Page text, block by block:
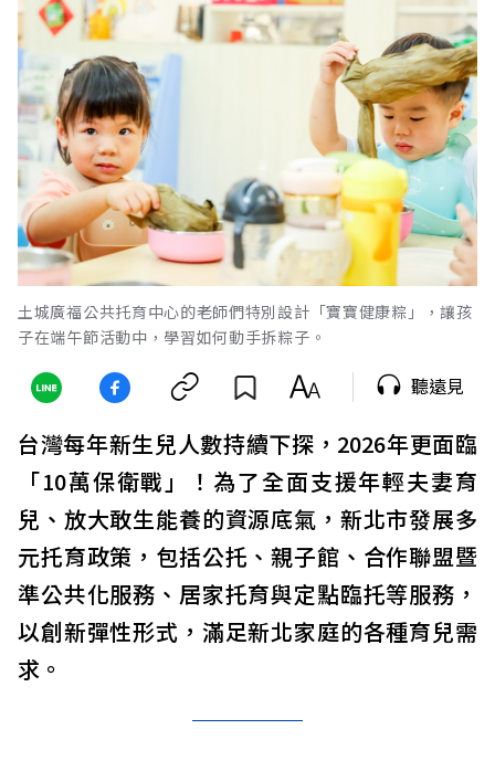
土城廣福公共托育中心的老師們特別設計「寶寶健康粽」，讓孩
子在端午節活動中，學習如何動手拆粽子。
聽遠見
台灣每年新生兒人數持續下探，2026年更面臨
「10萬保衛戰」！為了全面支援年輕夫妻育
兒、放大敢生能養的資源底氣，新北市發展多
元托育政策，包括公托、親子館、合作聯盟暨
準公共化服務、居家托育與定點臨托等服務，
以創新彈性形式，滿足新北家庭的各種育兒需
求。